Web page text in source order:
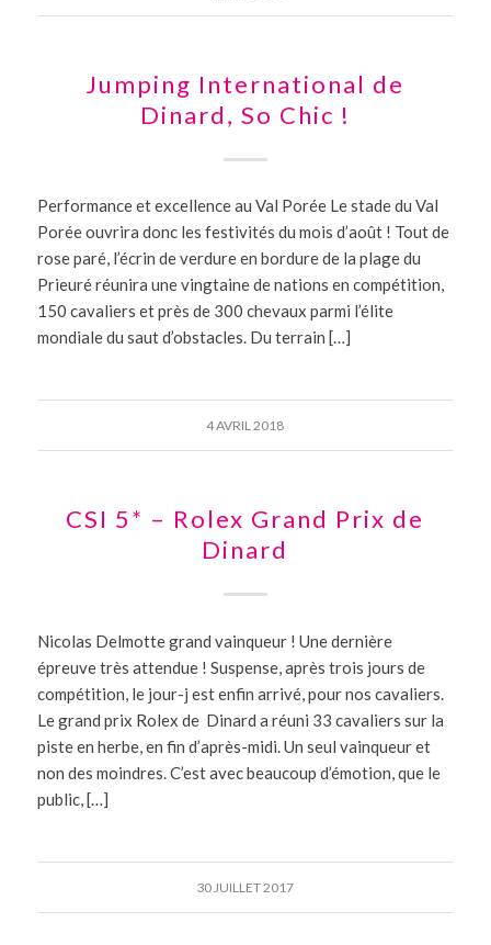
Jumping International de
Dinard, So Chic !
Performance et excellence au Val Porée Le stade du Val
Porée ouvrira donc les festivités du mois d’août ! Tout de
rose paré, l’écrin de verdure en bordure de la plage du
Prieuré réunira une vingtaine de nations en compétition,
150 cavaliers et près de 300 chevaux parmi l’élite
mondiale du saut d’obstacles. Du terrain […]
4 AVRIL 2018
CSI 5* – Rolex Grand Prix de
Dinard
Nicolas Delmotte grand vainqueur ! Une dernière
épreuve très attendue ! Suspense, après trois jours de
compétition, le jour-j est enfin arrivé, pour nos cavaliers.
Le grand prix Rolex de Dinard a réuni 33 cavaliers sur la
piste en herbe, en fin d’après-midi. Un seul vainqueur et
non des moindres. C’est avec beaucoup d’émotion, que le
public, […]
30 JUILLET 2017